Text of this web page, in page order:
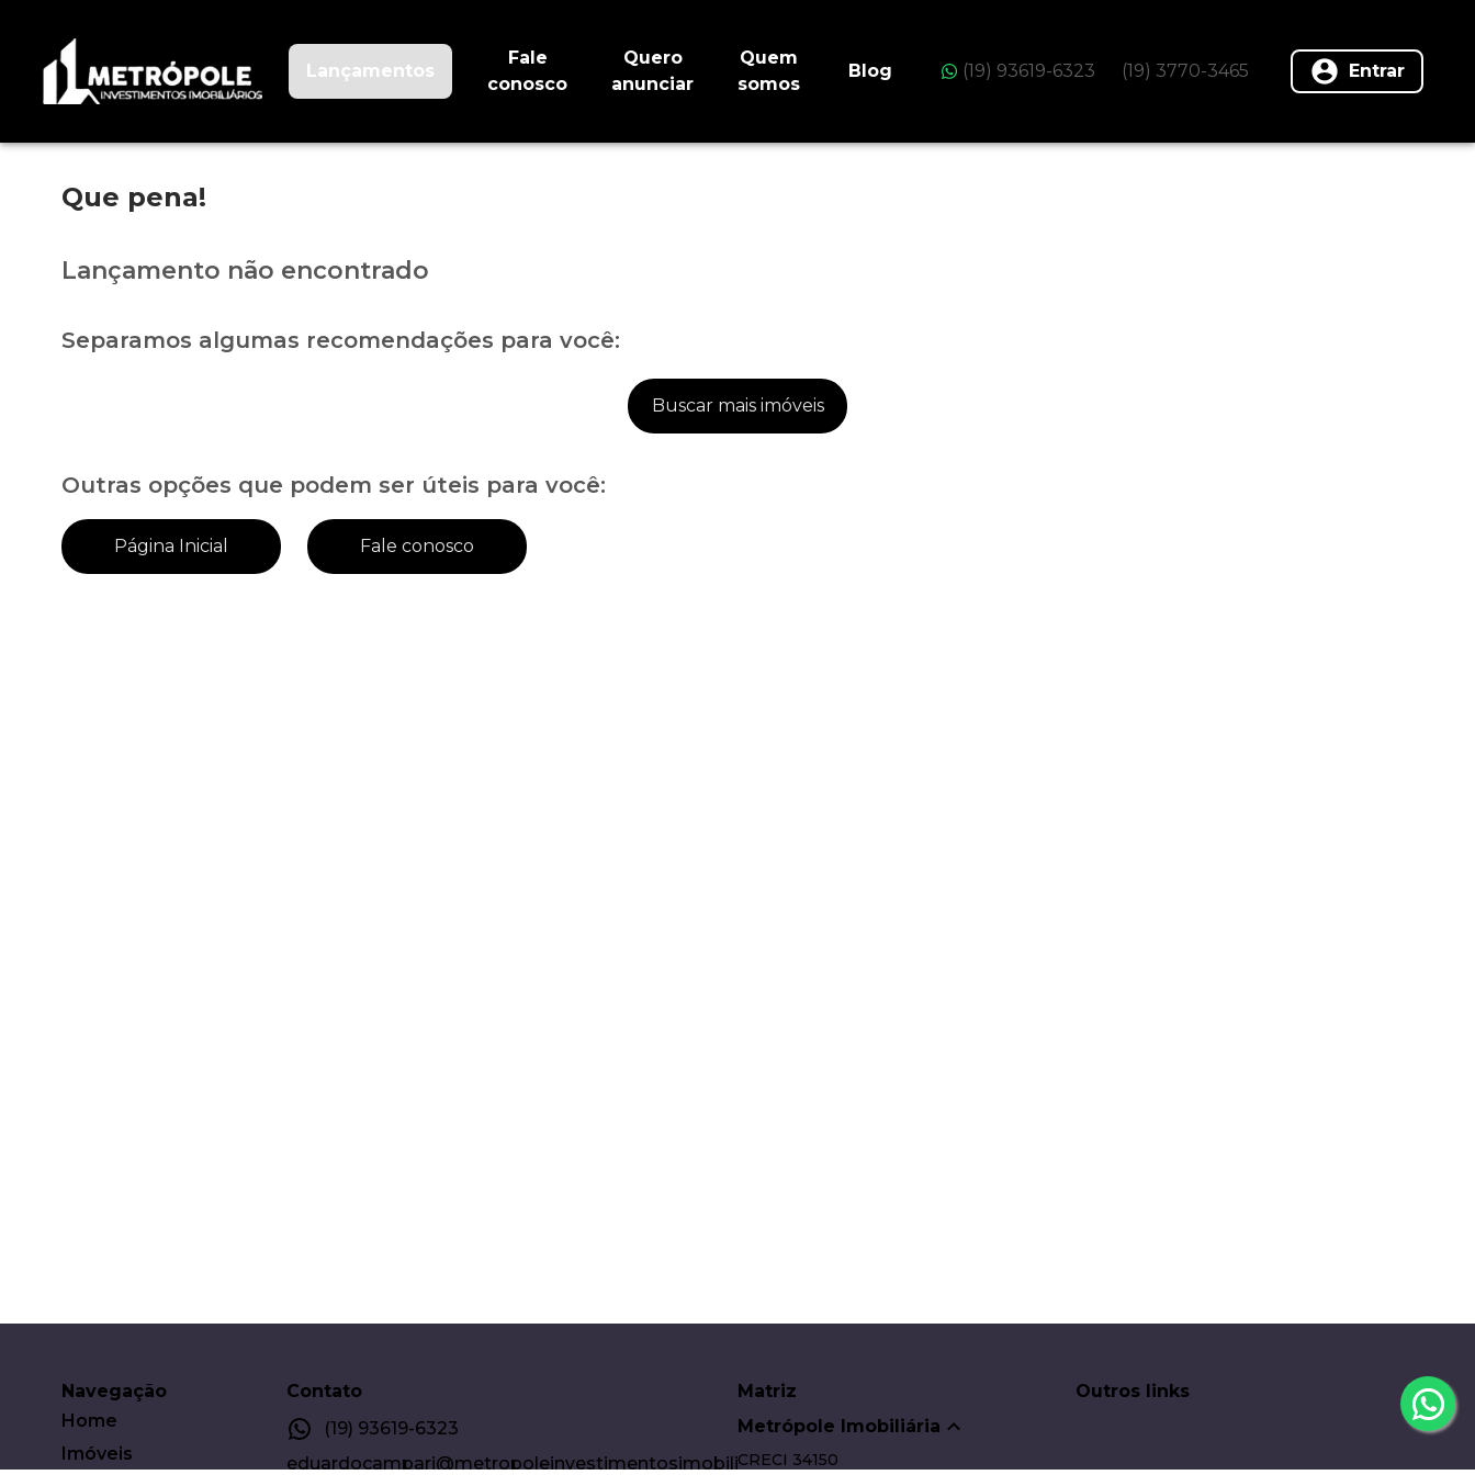
Lançamentos
Fale
conosco
Quero
anunciar
Quem
somos
Blog (19) 93619-6323 (19) 3770-3465 Entrar
Que pena!
Lançamento não encontrado
Separamos algumas recomendações para você:
Buscar mais imóveis
Outras opções que podem ser úteis para você:
Página Inicial Fale conosco
Navegação
Home
Imóveis
Contato
(19) 93619-6323
eduardocampari@metropoleinvestimentosimobiliarios.com
Matriz
Metrópole Imobiliária
CRECI 34150
Outros links